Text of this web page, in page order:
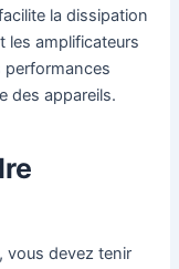
la dissipation
les amplificateurs
performances
des appareils.
vous devez tenir